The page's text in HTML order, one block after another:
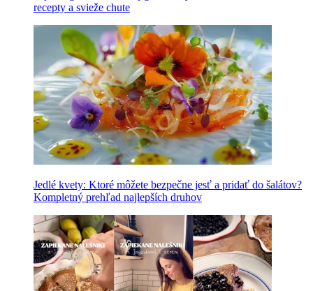
recepty a svieže chute
Jedlé kvety: Ktoré môžete bezpečne jesť a pridať do šalátov?
Kompletný prehľad najlepších druhov